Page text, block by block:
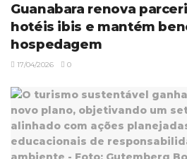
Guanabara renova
hotéis ibis e mantém
hospedagem
17/04/2026 0